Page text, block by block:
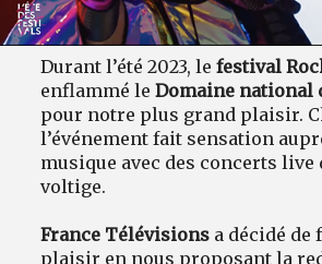
Durant l’été 2023, lefestival
enflammé leDomaine national
pour notre plus grand plaisir.
l’événement fait sensation
musique avec des concerts live
voltige.
France Télévisions a décidé de
plaisir en nous proposant la